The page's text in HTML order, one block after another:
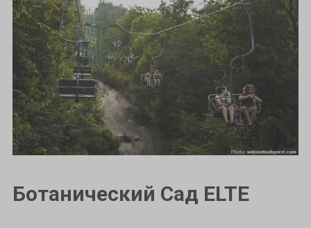
Ботанический Сад ELTE